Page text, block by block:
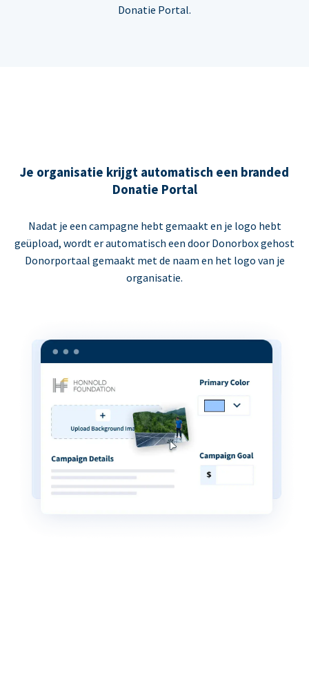
Donatie Portal.
Je organisatie krijgt automatisch een branded
Donatie Portal
Nadat je een campagne hebt gemaakt en je logo hebt
geüpload, wordt er automatisch een door Donorbox gehost
Donorportaal gemaakt met de naam en het logo van je
organisatie.